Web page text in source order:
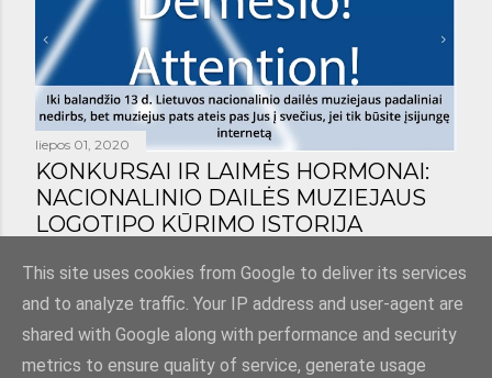
liepos 01, 2020
KONKURSAI IR LAIMĖS HORMONAI:
NACIONALINIO DAILĖS MUZIEJAUS
LOGOTIPO KŪRIMO ISTORIJA
This site uses cookies from Google to deliver its services
and to analyze traffic. Your IP address and user-agent are
shared with Google along with performance and security
metrics to ensure quality of service, generate usage